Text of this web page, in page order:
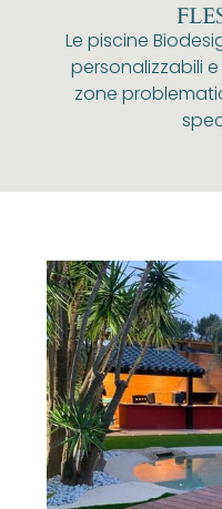
Le piscine
personalizzabili
zone